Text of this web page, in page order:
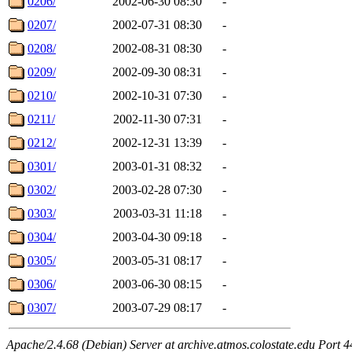
0207/
2002-07-31 08:30
-
0208/
2002-08-31 08:30
-
0209/
2002-09-30 08:31
-
0210/
2002-10-31 07:30
-
0211/
2002-11-30 07:31
-
0212/
2002-12-31 13:39
-
0301/
2003-01-31 08:32
-
0302/
2003-02-28 07:30
-
0303/
2003-03-31 11:18
-
0304/
2003-04-30 09:18
-
0305/
2003-05-31 08:17
-
0306/
2003-06-30 08:15
-
0307/
2003-07-29 08:17 -
Apache/2.4.68 (Debian) Server at archive.atmos.colostate.edu Port